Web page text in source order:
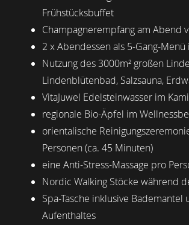
Frühstücksbuffet
Champagnerempfang am Abend
2 x Abendessen als 5-Gang-
Nutzung des 3000m² großen
Lindenblütenbad, Salzsauna,
VitaJuwel Edelsteinwasser im
regionale Bio-Äpfel im
orientalische
Personen (ca. 45 Minuten)
eine Anti-Stress-Massage pro
Nordic Walking Stöcke während
Spa-Tasche inklusive
Aufenthaltes